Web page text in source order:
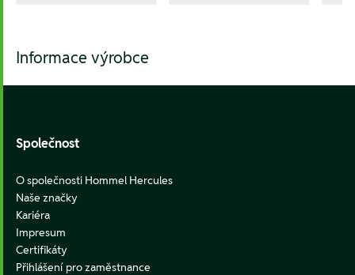
Informace výrobce
Footer
Společnost
O společnosti Hommel Hercules
Naše značky
Kariéra
Impresum
Certifikáty
Přihlášení pro zaměstnance